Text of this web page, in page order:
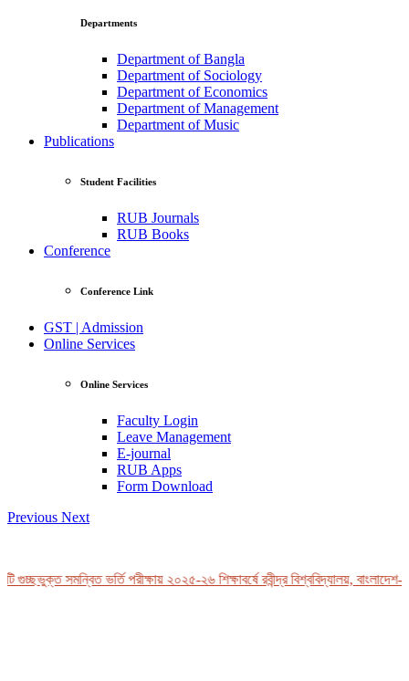
Departments
Department of Bangla
Department of Sociology
Department of Economics
Department of Management
Department of Music
Publications
Student Facilities
RUB Journals
RUB Books
Conference
Conference Link
GST | Admission
Online Services
Online Services
Faculty Login
Leave Management
E-journal
RUB Apps
Form Download
Previous Next
সমন্বিত ভর্তি পরীক্ষায় ২০২৫-২৬ শিক্ষাবর্ষে রবীন্দ্র বিশ্ববিদ্যালয়,